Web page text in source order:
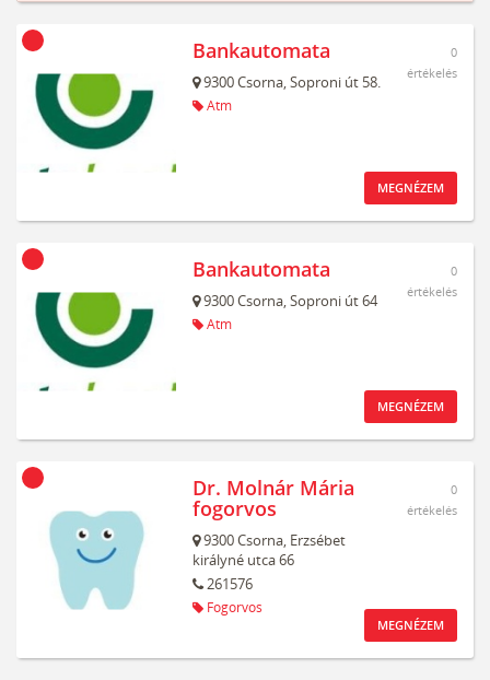
Bankautomata
9300Csorna,Soproni út 58.
Atm
0
értékelés
MEGNÉZEM
Bankautomata
9300Csorna,Soproni út 64
Atm
0
értékelés
MEGNÉZEM
Dr. Molnár Mária
fogorvos
9300Csorna, Erzsébet
királyné utca 66
261576
Fogorvos
0
értékelés
MEGNÉZEM